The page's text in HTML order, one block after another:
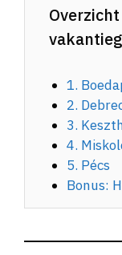
1.
2.
3.
4.
5. Pécs
Bonus: